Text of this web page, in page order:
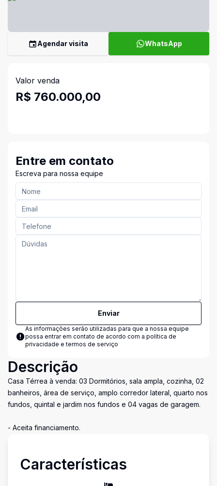
Agendar visita WhatsApp
Valor venda
R$ 760.000,00
Entre em contato
Escreva para nossa equipe
Enviar
As informações serão utilizadas para que a nossa equipe
possa entrar em contato de acordo com a política de
privacidade e termos de serviço
Descrição
Casa Térrea à venda: 03 Dormitórios, sala ampla, cozinha, 02
banheiros, área de serviço, amplo corredor lateral, quarto nos
fundos, quintal e jardim nos fundos e 04 vagas de garagem.
- Aceita financiamento.
Características